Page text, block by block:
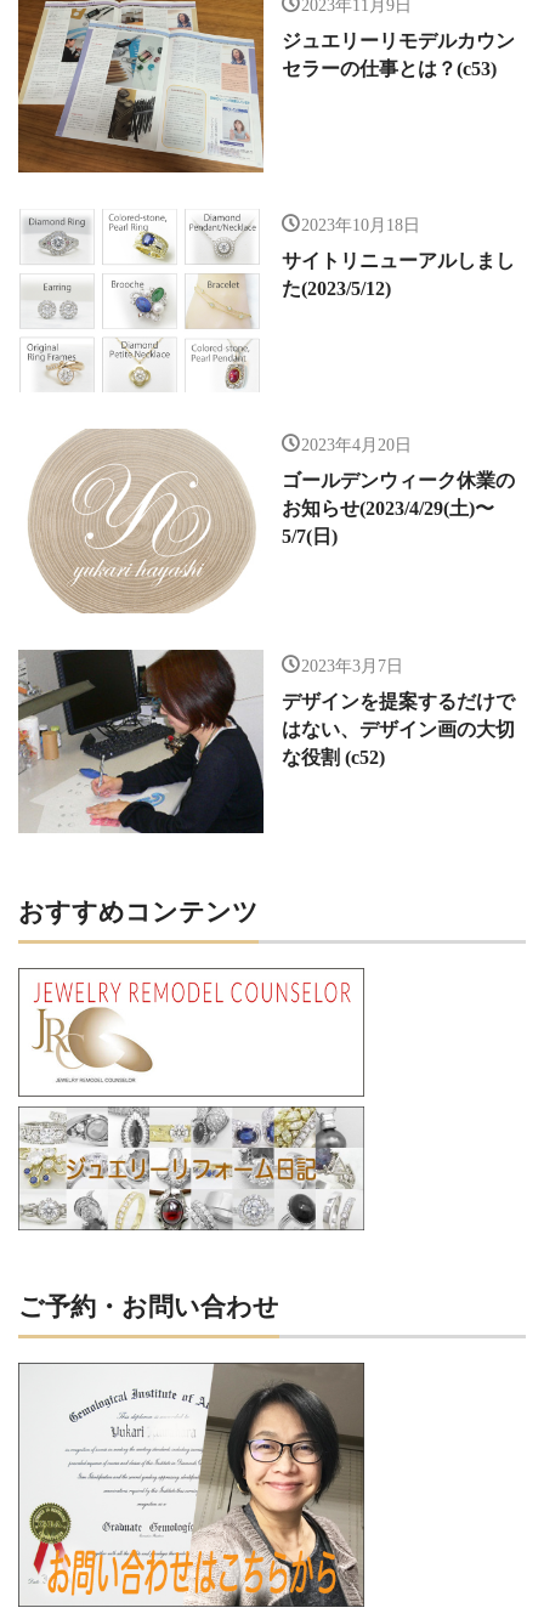
2023年11月9日
ジュエリーリモデルカウン
セラーの仕事とは？(c53)
2023年10月18日
サイトリニューアルしまし
た(2023/5/12)
2023年4月20日
ゴールデンウィーク休業の
お知らせ(2023/4/29(土)〜
5/7(日)
2023年3月7日
デザインを提案するだけで
はない、デザイン画の大切
な役割 (c52)
おすすめコンテンツ
ご予約・お問い合わせ